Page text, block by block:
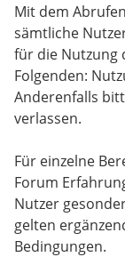
Mit dem
sämtliche
für die Nutzung
Folgenden:
Anderenfalls
verlassen.
Für einzelne
Forum
Nutzer
gelten
Bedingungen.